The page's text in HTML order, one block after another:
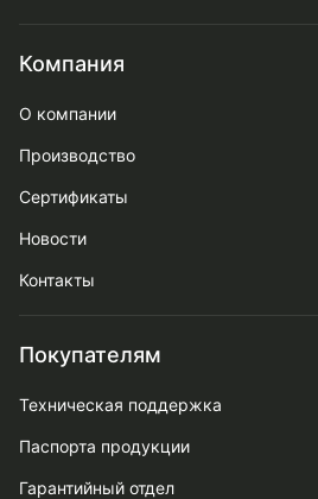
Компания
О компании
Производство
Сертификаты
Новости
Контакты
Покупателям
Техническая поддержка
Паспорта продукции
Гарантийный отдел